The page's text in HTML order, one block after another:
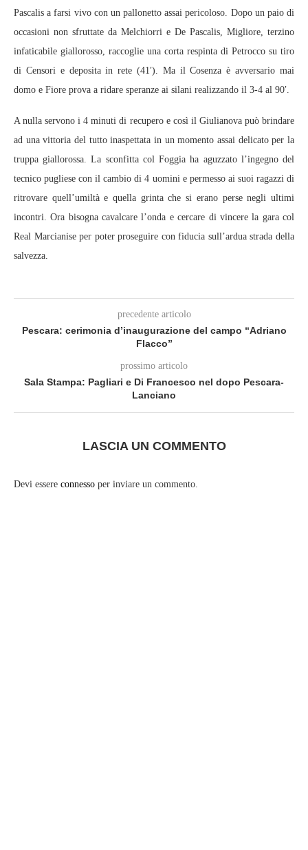
Pascalis a farsi vivo con un pallonetto assai pericoloso. Dopo un paio di
occasioni non sfruttate da Melchiorri e De Pascalis, Migliore, terzino
infaticabile giallorosso, raccoglie una corta respinta di Petrocco su tiro
di Censori e deposita in rete (41′). Ma il Cosenza è avversario mai
domo e Fiore prova a ridare speranze ai silani realizzando il 3-4 al 90′.
A nulla servono i 4 minuti di recupero e così il Giulianova può brindare
ad una vittoria del tutto inaspettata in un momento assai delicato per la
truppa giallorossa. La sconfitta col Foggia ha aguzzato l’ingegno del
tecnico pugliese con il cambio di 4 uomini e permesso ai suoi ragazzi di
ritrovare quell’umiltà e quella grinta che si erano perse negli ultimi
incontri. Ora bisogna cavalcare l’onda e cercare di vincere la gara col
Real Marcianise per poter proseguire con fiducia sull’ardua strada della
salvezza.
precedente articolo
Pescara: cerimonia d’inaugurazione del campo “Adriano
Flacco”
prossimo articolo
Sala Stampa: Pagliari e Di Francesco nel dopo Pescara-
Lanciano
LASCIA UN COMMENTO
Devi essere connesso per inviare un commento.